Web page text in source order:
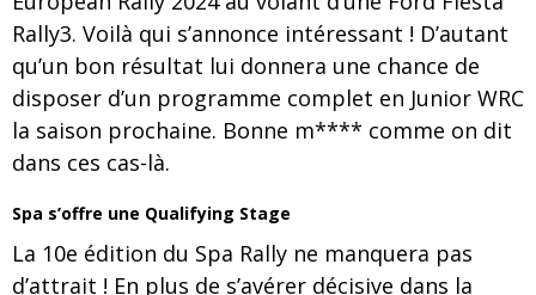
Rally3. Voilà qui s’annonce intéressant ! D’autant
qu’un bon résultat lui donnera une chance de
disposer d’un programme complet en Junior WRC
la saison prochaine. Bonne m**** comme on dit
dans ces cas-là.
Spa s’offre une Qualifying Stage
La 10e édition du Spa Rally ne manquera pas
d’attrait ! En plus de s’avérer décisive dans la